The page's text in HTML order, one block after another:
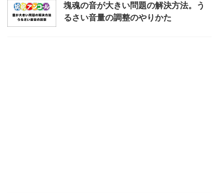
塊魂の音が大きい問題の解決方法。う
るさい音量の調整のやりかた